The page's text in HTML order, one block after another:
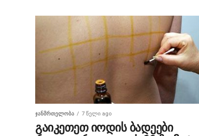
ᲯᲐᲜᲛᲠᲗᲔᲚᲝᲑᲐ 7 წელი ago
გაიკეთეთ იოდის ბადეები